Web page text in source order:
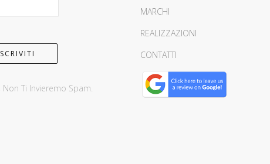
Ti Invieremo Spam.
MARCHI
REALIZZAZIONI
CONTATTI